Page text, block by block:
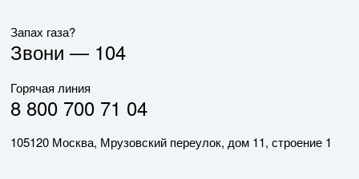
Запах газа?
Звони — 104
Горячая линия
8 800 700 71 04
105120 Москва, Мрузовский переулок, дом 11, строение 1